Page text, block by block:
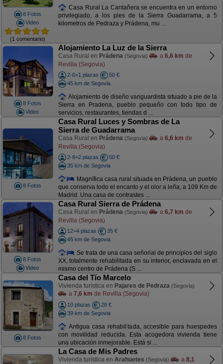
8 Fotos
Video
(1 comentario)
Casa Rural La Cantañera se encuentra en un entorno
privilegiado, a los pies de la Sierra Guadarrama, a 5
kilometros de Pedraza y Prádena, mu ...
8 Fotos
Video
Alojamiento La Luz de la Sierra
Casa Rural en Prádena (Segovia) a 6,6 km de
Revilla (Segovia)
2-6+1 plazas
50 €
45 km de Segovia
Alojamiento de diseño vanguardista situado a pie de la
Sierra en Pradena, pueblo pequeño con todo tipo de
servicios, restaurantes, tiendas d ...
8 Fotos
Casa Rural Luces y Sombras de La
Sierra de Guadarrama
Casa Rural en Prádena (Segovia) a 6,6 km de
Revilla (Segovia)
2-8+2 plazas
50 €
35 km de Segovia
Magnífica casa rural situada en Prádena, un pueblo
que conserva todo el encanto y el olor a leña, a 109 Km de
Madrid. Una casa de contrastes ...
8 Fotos
Video
Casa Rural Sierra de Prádena
Casa Rural en Prádena (Segovia) a 6,7 km de
Revilla (Segovia)
12+4 plazas
35 €
45 km de Segovia
Se trata de una casa señorial de principios del siglo
XX, totalmente rehabilitada en su interior, enclavada en el
mismo centro de Prádena (S ...
8 Fotos
Casa del Tío Marcelo
Vivienda turística en Pajares de Pedraza (Segovia)
a 7,6 km de Revilla (Segovia)
10 plazas
28 €
39 km de Segovia
Antigua casa rehabilitada, accesible para huespedes
con movilidad reducida. Esta acogedora vivienda tiene
una ubicación inmejorable. Está si ...
La Casa de Mis Padres
Vivienda turística en Arahuetes (Segovia) a 8,1